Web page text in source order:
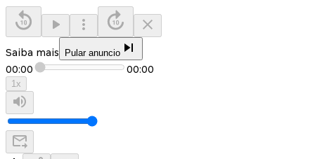
Saiba mais Pular anuncio
00:00 00:00
1x